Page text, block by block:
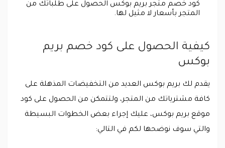
كود خصم متجر بريم بوكس الحصول على طلباتك من
المتجر بأسعار لا مثيل لها.
كيفية الحصول على كود خصم بريم
بوكس
يقدم لك بريم بوكس العديد من التخفيضات المذهلة على
كافة مشترياتك من المتجر، ولتتمكن من الحصول على كود
موقع بريم بوكس، عليك إجراء بعض الخطوات البسيطة
والتي سوف نوضحها لكم في التالي: